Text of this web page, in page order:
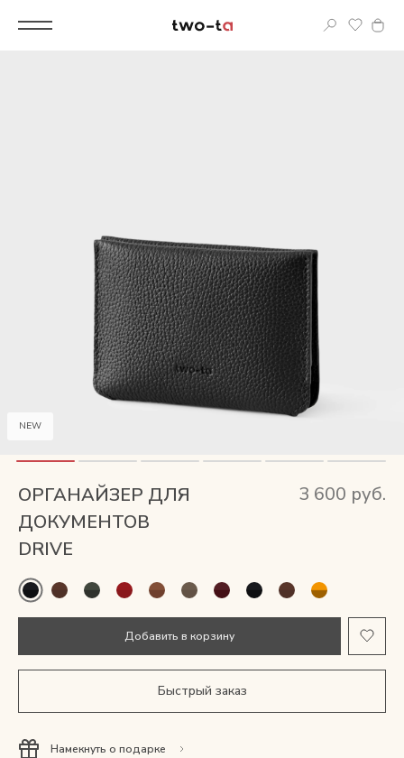
Женские сумки
Мужские сумки
Аксессуары
Кошельки
Одежда
NEW
ОРГАНАЙЗЕР ДЛЯ
ДОКУМЕНТОВ
DRIVE
3 600 руб.
Добавить в корзину
Быстрый заказ
Намекнуть о подарке